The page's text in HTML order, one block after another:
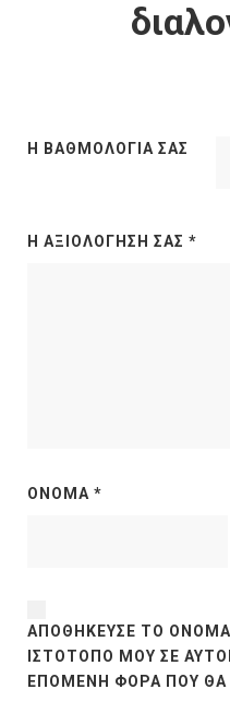
Η ΒΑΘΜΟΛΟΓΊΑ ΣΑΣ
Η ΑΞΙΟΛΌΓΗΣΉ ΣΑΣ *
ΌΝΟΜΑ *
ΑΠΟΘΉΚΕΥΣΕ ΤΟ ΌΝΟΜΆ
ΙΣΤΌΤΟΠΟ ΜΟΥ ΣΕ
ΕΠΌΜΕΝΗ ΦΟΡΆ ΠΟΥ ΘΑ